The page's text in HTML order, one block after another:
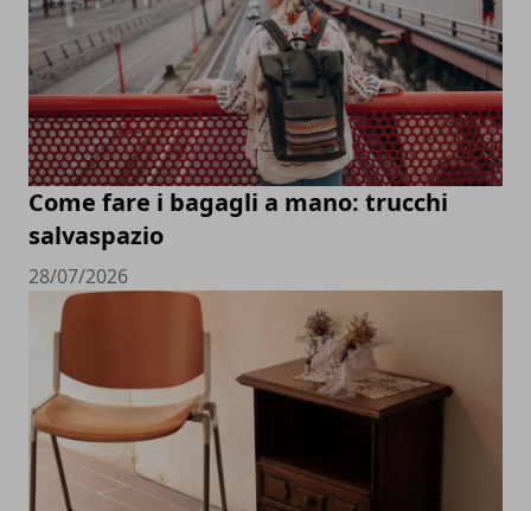
Come fare i bagagli a mano: trucchi
salvaspazio
28/07/2026